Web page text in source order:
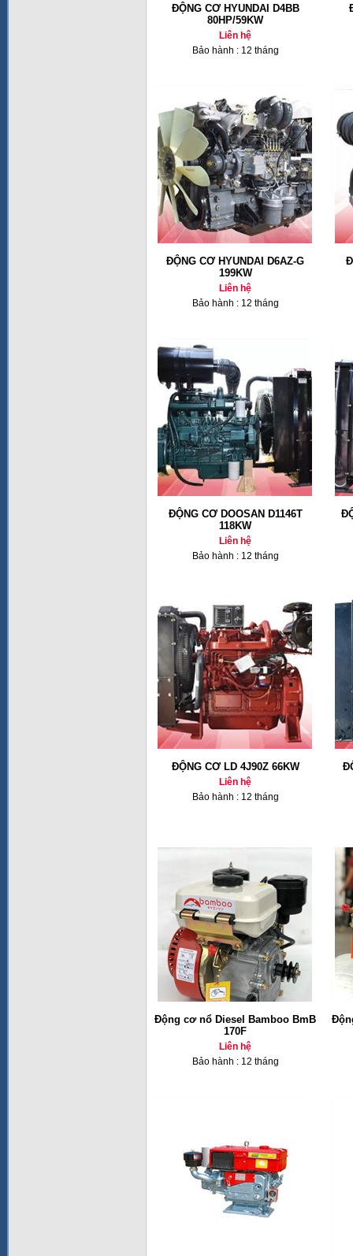
ĐỘNG CƠ HYUNDAI D4BB
80HP/59KW
Liên hệ
Bảo hành : 12 tháng
ĐỘNG CƠ HYUNDAI D6AZ-G
199KW
Liên hệ
Bảo hành : 12 tháng
ĐỘNG CƠ DOOSAN D1146T
118KW
Liên hệ
Bảo hành : 12 tháng
ĐỘNG CƠ LD 4J90Z 66KW
Liên hệ
Bảo hành : 12 tháng
Động cơ nổ Diesel Bamboo BmB
170F
Liên hệ
Bảo hành : 12 tháng